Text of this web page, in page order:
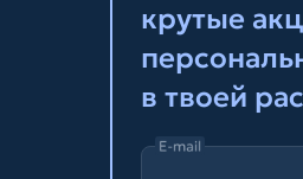
крутые
в твоей
E-mail